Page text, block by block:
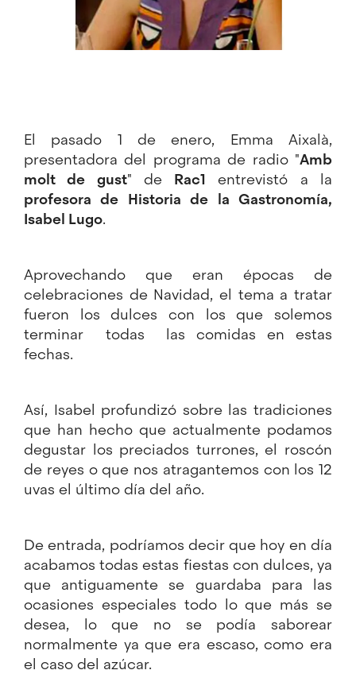
El pasado 1 de enero, Emma Aixalà,
presentadora del programa de radio "Amb
molt de gust" de Rac1 entrevistó a la
profesora de Historia de la Gastronomía,
Isabel Lugo.
Aprovechando que eran épocas de
celebraciones de Navidad, el tema a tratar
fueron los dulces con los que solemos
terminar todas las comidas en estas
fechas.
Así, Isabel profundizó sobre las tradiciones
que han hecho que actualmente podamos
degustar los preciados turrones, el roscón
de reyes o que nos atragantemos con los 12
uvas el último día del año.
De entrada, podríamos decir que hoy en día
acabamos todas estas fiestas con dulces, ya
que antiguamente se guardaba para las
ocasiones especiales todo lo que más se
desea, lo que no se podía saborear
normalmente ya que era escaso, como era
el caso del azúcar.